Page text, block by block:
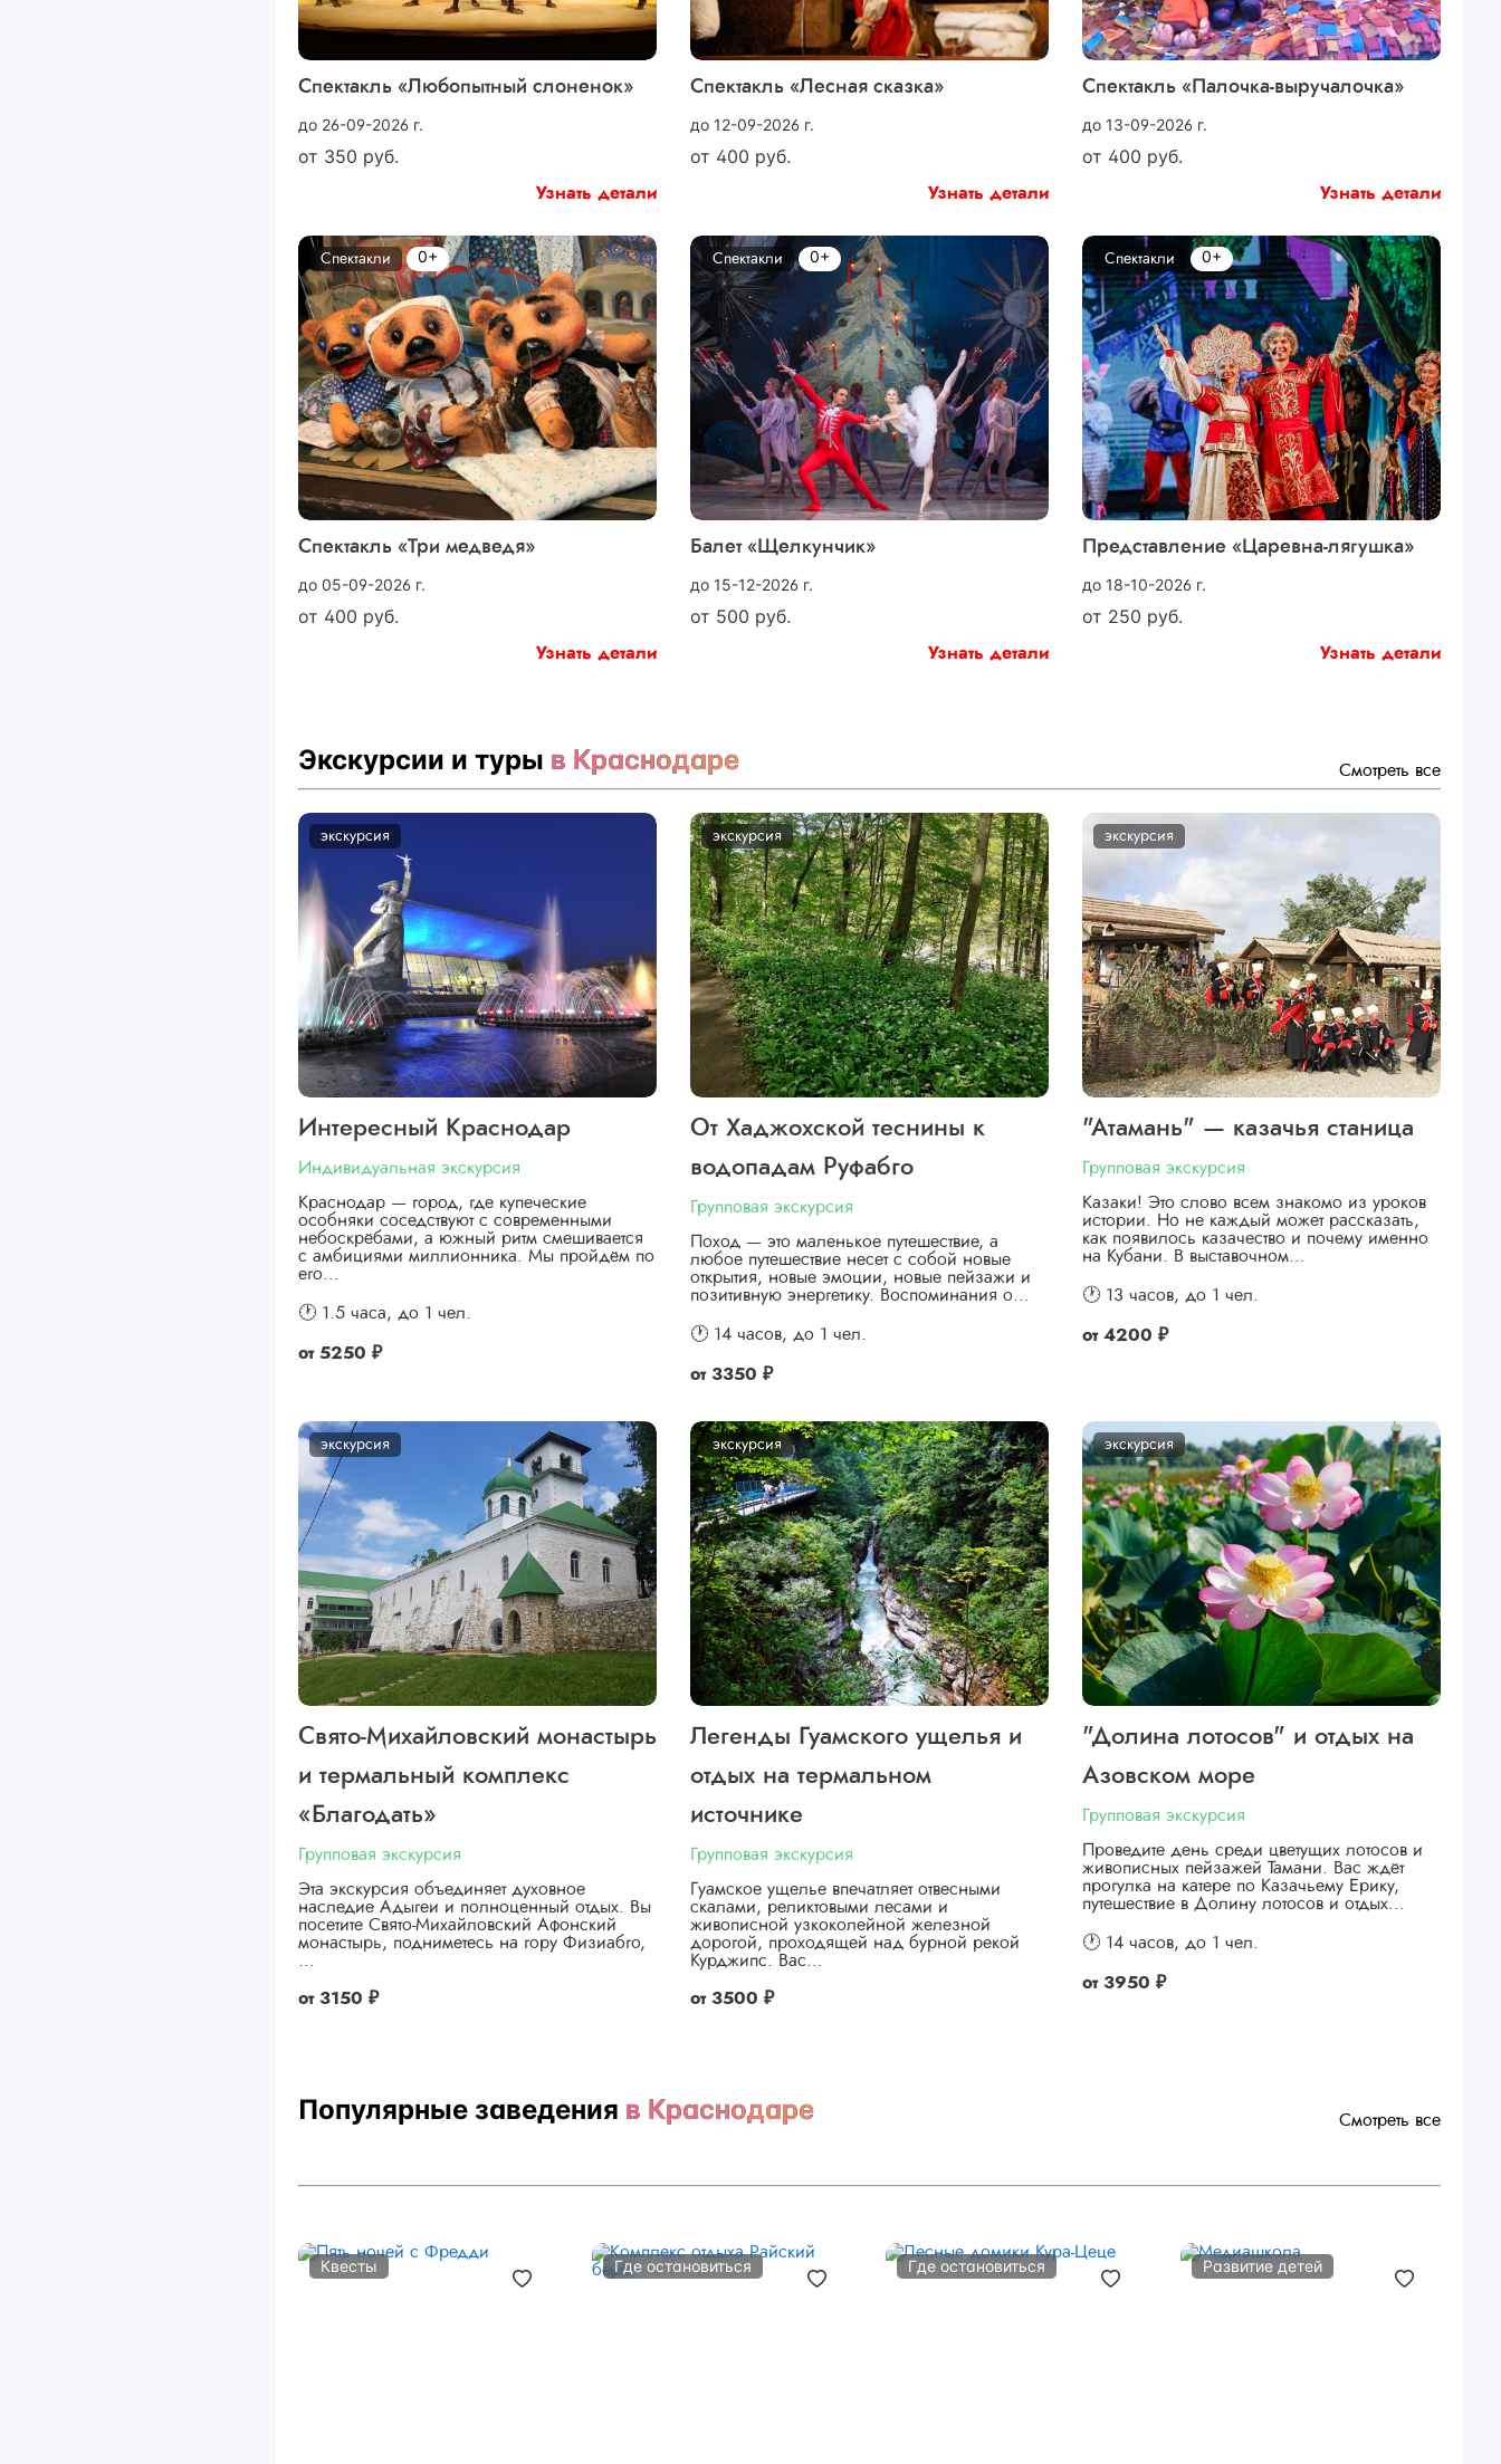
Спектакль «Любопытный слоненок»
до 26-09-2026 г.
от 350 руб.
Узнать детали
Спектакль «Лесная сказка»
до 12-09-2026 г.
от 400 руб.
Узнать детали
Спектакль «Палочка-выручалочка»
до 13-09-2026 г.
от 400 руб.
Узнать детали
Спектакль «Три медведя»
до 05-09-2026 г.
от 400 руб.
Спектакли 0+
Узнать детали
Балет «Щелкунчик»
до 15-12-2026 г.
от 500 руб.
Спектакли 0+
Узнать детали
Представление «Царевна-лягушка»
до 18-10-2026 г.
от 250 руб.
Спектакли 0+
Узнать детали
Экскурсии и туры в Краснодаре Смотреть все
экскурсия
Интересный Краснодар
Индивидуальная экскурсия
Краснодар — город, где купеческие
особняки соседствуют с современными
небоскрёбами, а южный ритм смешивается
с амбициями миллионника. Мы пройдём по
его…
🕐 1.5 часа, до 1 чел.
от 5250 ₽
экскурсия
От Хаджохской теснины к
водопадам Руфабго
Групповая экскурсия
Поход — это маленькое путешествие, а
любое путешествие несет с собой новые
открытия, новые эмоции, новые пейзажи и
позитивную энергетику. Воспоминания о…
🕐 14 часов, до 1 чел.
от 3350 ₽
экскурсия
"Атамань" — казачья станица
Групповая экскурсия
Казаки! Это слово всем знакомо из уроков
истории. Но не каждый может рассказать,
как появилось казачество и почему именно
на Кубани. В выставочном…
🕐 13 часов, до 1 чел.
от 4200 ₽
экскурсия
Свято-Михайловский монастырь
и термальный комплекс
«Благодать»
Групповая экскурсия
Эта экскурсия объединяет духовное
наследие Адыгеи и полноценный отдых. Вы
посетите Свято-Михайловский Афонский
монастырь, подниметесь на гору Физиабго,
от 3150 ₽
экскурсия
Легенды Гуамского ущелья и
отдых на термальном
источнике
Групповая экскурсия
Гуамское ущелье впечатляет отвесными
скалами, реликтовыми лесами и
живописной узкоколейной железной
дорогой, проходящей над бурной рекой
Курджипс. Вас…
от 3500 ₽
экскурсия
"Долина лотосов" и отдых на
Азовском море
Групповая экскурсия
Проведите день среди цветущих лотосов и
живописных пейзажей Тамани. Вас ждёт
прогулка на катере по Казачьему Ерику,
путешествие в Долину лотосов и отдых…
🕐 14 часов, до 1 чел.
от 3950 ₽
Популярные заведения в Краснодаре Смотреть все
Квесты Где остановиться Где остановиться Развитие детей